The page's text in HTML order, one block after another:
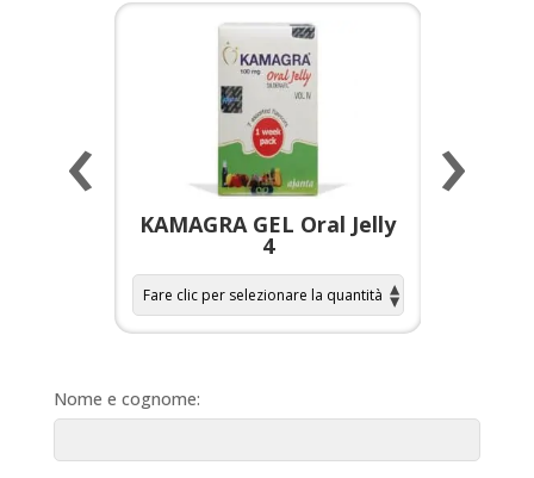
KAMAGRA GEL Oral Jelly
4
‹ ›
Nome e cognome: